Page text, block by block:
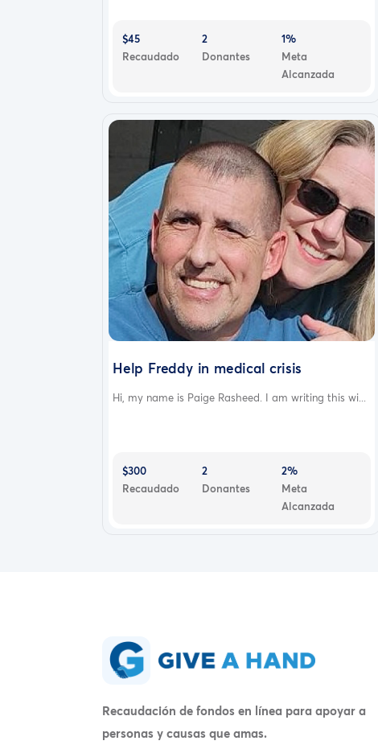
$45
Recaudado
2
Donantes
1%
Meta
Alcanzada
Help Freddy in medical crisis
Hi, my name is Paige Rasheed. I am writing this wi...
$300
Recaudado
2
Donantes
2%
Meta
Alcanzada
Recaudación de fondos en línea para apoyar a
personas y causas que amas.